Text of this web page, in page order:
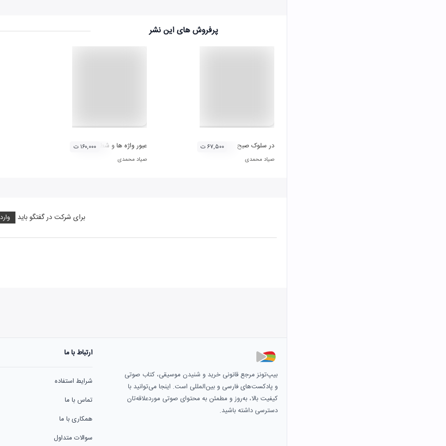
پرفروش های این نشر
در سلوک صبح
صیاد محمدی
۶۷,۵۰۰ ت عبور واژه ها و شطح یک عشق
صیاد محمدی
۱۶۰,۰۰۰ ت
برای شرکت در گفتگو باید
هنوز نظری به ثبت
بیپ‌تونز مرجع قانونی خرید و شنیدن موسیقی، کتاب صوتی
و پادکست‌های فارسی و بین‌المللی است. اینجا می‌توانید با
کیفیت بالا، به‌روز و مطمئن به محتوای صوتی موردعلاقه‌تان
دسترسی داشته باشید.
ارتباط با ما
شرایط استفاده
تماس با ما
همکاری با ما
سوالات متداول